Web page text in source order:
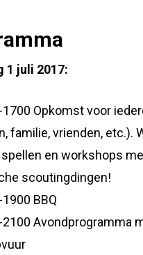
1 juli 2017:
1700 Opkomst voor
familie, vrienden, etc.).
en workshops
scoutingdingen!
BBQ
2100 Avondprogramma